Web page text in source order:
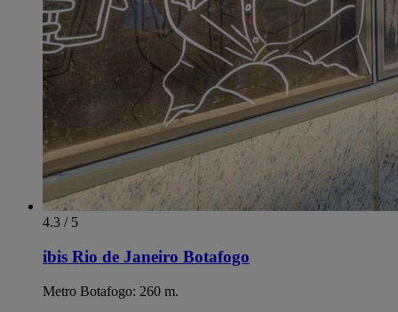
4.3 / 5
ibis Rio de Janeiro Botafogo
Metro Botafogo: 260 m.